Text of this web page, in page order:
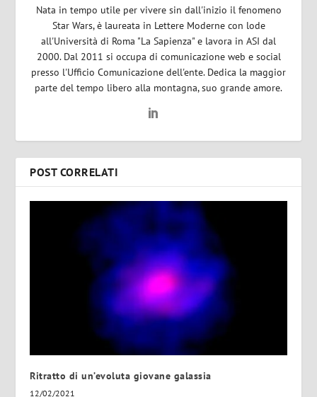
Nata in tempo utile per vivere sin dall'inizio il fenomeno
Star Wars, è laureata in Lettere Moderne con lode
all'Università di Roma "La Sapienza" e lavora in ASI dal
2000. Dal 2011 si occupa di comunicazione web e social
presso l'Ufficio Comunicazione dell'ente. Dedica la maggior
parte del tempo libero alla montagna, suo grande amore.
POST CORRELATI
Ritratto di un’evoluta giovane galassia
12/02/2021